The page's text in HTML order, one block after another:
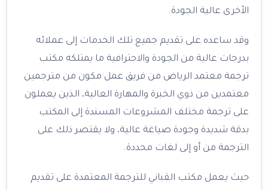
الأخرى عالية الجودة.
وقد ساعده على تقديم جميع تلك الخدمات إلى عملائه
بدرجات عالية من الجودة والاحترافية ما يمتلكه مكتب
ترجمة معتمد الرياض من فريق عمل مكون من مترجمين
معتمدين من ذوي الخبرة والمهارة العالية، الذين يعملون
على ترجمة مختلف المشروعات المسندة إلى المكتب
بدقة شديدة وجودة صياغة عالية، ولا يقتصر ذلك على
الترجمة من أو إلى لغات محددة.
حيث يعمل مكتب القباني للترجمة المعتمدة على تقديم